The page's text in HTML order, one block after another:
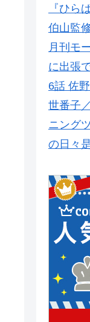
『ひら
伯山監
月刊モ
に出張
6話 佐
世番子
ニング
の日々